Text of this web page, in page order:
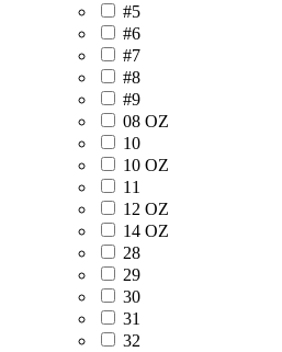
#5
#6
#7
#8
#9
08 OZ
10
10 OZ
11
12 OZ
14 OZ
28
29
30
31
32